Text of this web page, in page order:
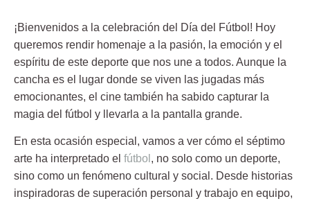
¡Bienvenidos a la celebración del Día del Fútbol ! Hoy
queremos rendir homenaje a la pasión, la emoción y el
espíritu de este deporte que nos une a todos. Aunque la
cancha es el lugar donde se viven las jugadas más
emocionantes, el cine también ha sabido capturar la
magia del fútbol y llevarla a la pantalla grande.
En esta ocasión especial, vamos a ver cómo el séptimo
arte ha interpretado el fútbol , no solo como un deporte,
sino como un fenómeno cultural y social. Desde historias
inspiradoras de superación personal y trabajo en equipo,